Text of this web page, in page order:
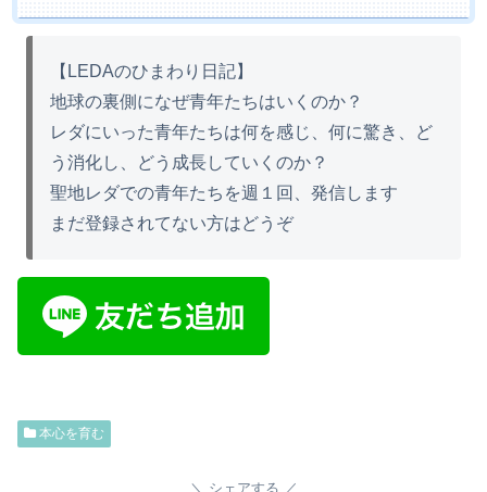
【LEDAのひまわり日記】
地球の裏側になぜ青年たちはいくのか？
レダにいった青年たちは何を感じ、何に驚き、ど
う消化し、どう成長していくのか？
聖地レダでの青年たちを週１回、発信します
まだ登録されてない方はどうぞ
本心を育む
シェアする